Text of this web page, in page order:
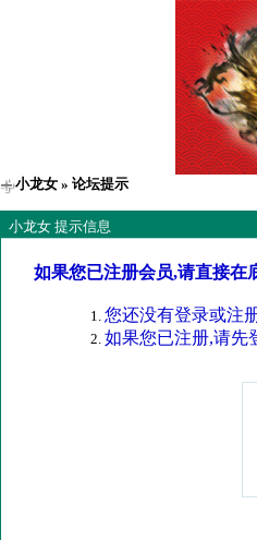
小龙女 » 论坛提示
小龙女 提示信息
如果您已注册会员,请直接在
您还没有登录或注
如果您已注册,请先